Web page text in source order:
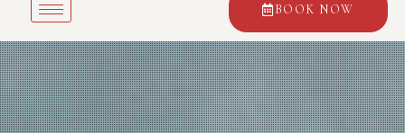
BOOK NOW